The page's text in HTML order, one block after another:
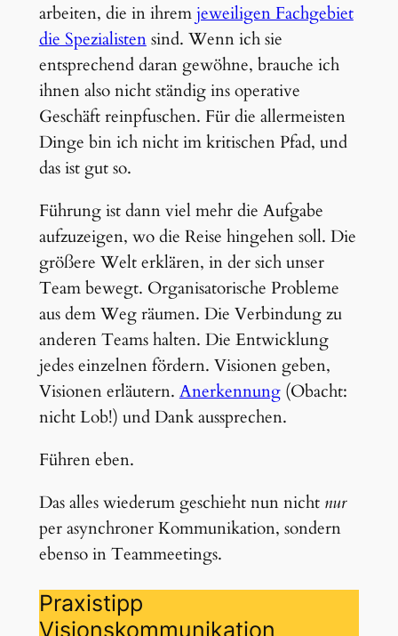
arbeiten, die in ihremjeweiligen Fachgebiet
die Spezialistensind. Wenn ich sie
entsprechend daran gewöhne, brauche ich
ihnen also nicht ständig ins operative
Geschäft reinpfuschen. Für die allermeisten
Dinge bin ich nicht im kritischen Pfad, und
das ist gut so.
Führung ist dann viel mehr die Aufgabe
aufzuzeigen, wo die Reise hingehen soll. Die
größere Welt erklären, in der sich unser
Team bewegt. Organisatorische Probleme
aus dem Weg räumen. Die Verbindung zu
anderen Teams halten. Die Entwicklung
jedes einzelnen fördern. Visionen geben,
Visionen erläutern. Anerkennung(Obacht:
nicht Lob!) und Dank aussprechen.
Führen eben.
Das alles wiederum geschieht nun nicht nur
per asynchroner Kommunikation, sondern
ebenso in Teammeetings.
Praxistipp
Visionskommunikation